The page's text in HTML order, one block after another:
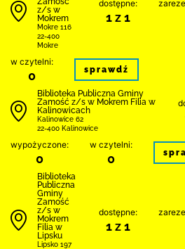
z/s w
Mokrem
Mokre 116
22-400
Mokre
dostępne:
1 z 1
w czytelni:
0 sprawdź
Biblio­teka Publiczna Gminy
Zamość z/s w Mokrem Filia w
Kalinowicach
Kalinowice 62
22-400 Kalinowice
wypożyczone:
0
w czytelni:
0
Biblio­teka
Publiczna
Gminy
Zamość
z/s w
Mokrem
Filia w
Lipsku
Lipsko 197
dostępne:
1 z 1